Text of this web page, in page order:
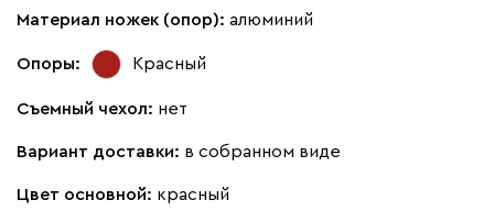
Материал ножек (опор): алюминий
Опоры: Красный
Съемный чехол: нет
Вариант доставки: в собранном виде
Цвет основной: красный